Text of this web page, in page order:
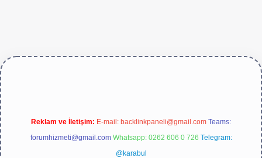
betexper.live/
Reklam ve İletişim: E-mail: backlinkpaneli@gmail.com Teams:
forumhizmeti@gmail.com Whatsapp: 0262 606 0 726 Telegram:
@karabul